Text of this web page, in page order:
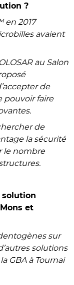
?
en 2017
avaient
au Salon
de
pouvoir faire
de
la sécurité
le nombre
solution
et
sur
solutions
GBA à Tournai